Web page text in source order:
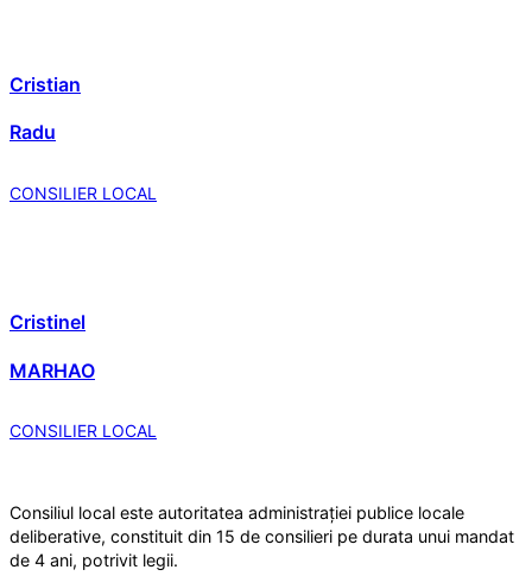
Cristian
Radu
CONSILIER LOCAL
Cristinel
MARHAO
CONSILIER LOCAL
Consiliul local este autoritatea administrației publice locale
deliberative, constituit din 15 de consilieri pe durata unui mandat
de 4 ani, potrivit legii.